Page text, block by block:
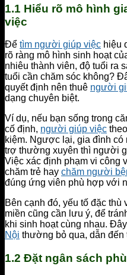
1.1 Hiểu rõ mô hình
việc
Để tìm người giúp việc hiệu
rõ ràng mô hình sinh hoạt
nhiêu thành viên, độ tuổi ra
tuổi cần chăm sóc không?
quyết định nên thuê người
dạng chuyên biệt.
Ví dụ, nếu bạn sống trong
cố định, người giúp việc
kiệm. Ngược lại, gia đình
trợ thường xuyên thì người
Việc xác định phạm vi công
chăm trẻ hay chăm người
đúng ứng viên phù hợp với
Bên cạnh đó, yếu tố đặc thù
miền cũng cần lưu ý, để
khi sinh hoạt cùng nhau.
Nội thường bỏ qua, dẫn
1.2 Đặt ngân sách